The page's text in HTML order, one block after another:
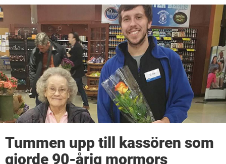
efter godis på godisavdelningen, ...
Tummen upp till kassören som
gjorde 90-årig mormors